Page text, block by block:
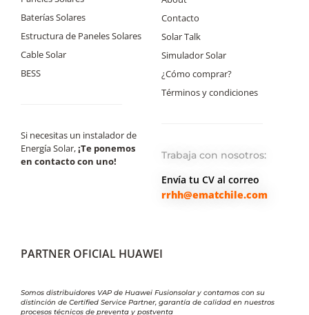
Baterías Solares
Estructura de Paneles Solares
Cable Solar
BESS
Si necesitas un instalador de
Energía Solar,¡Te ponemos
en contacto con uno!
Contacto
Solar Talk
Simulador Solar
¿Cómo comprar?
Términos y condiciones
Trabaja con nosotros:
Envía tu CV al correo
rrhh@ematchile.com
PARTNER OFICIAL HUAWEI
Somos distribuidores VAP de Huawei Fusionsolar y contamos con su
distinción de Certified Service Partner, garantía de calidad en nuestros
procesos técnicos de preventa y postventa